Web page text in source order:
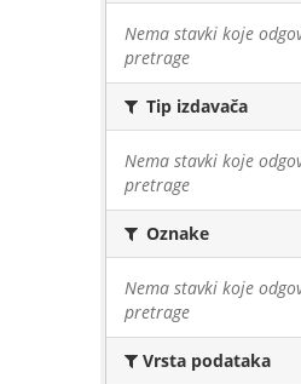
Nema stavki koje
pretrage
Tip izdavača
Nema stavki koje
pretrage
Oznake
Nema stavki koje
pretrage
Vrsta podataka